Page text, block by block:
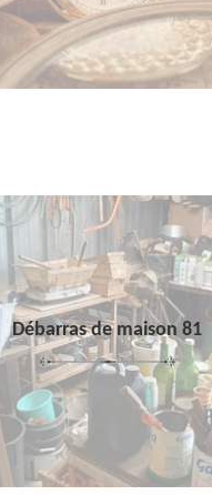
Débarras de maison 81